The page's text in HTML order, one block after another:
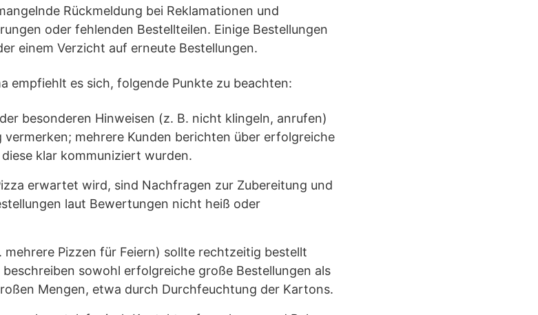
Rückmeldung bei Reklamationen und
oder fehlenden Bestellteilen. Einige Bestellungen
einem Verzicht auf erneute Bestellungen.
empfiehlt es sich, folgende Punkte zu beachten:
besonderen Hinweisen (z. B. nicht klingeln, anrufen)
vermerken; mehrere Kunden berichten über erfolgreiche
klar kommuniziert wurden.
erwartet wird, sind Nachfragen zur Zubereitung und
laut Bewertungen nicht heiß oder
mehrere Pizzen für Feiern) sollte rechtzeitig bestellt
sowohl erfolgreiche große Bestellungen als
Mengen, etwa durch Durchfeuchtung der Kartons.